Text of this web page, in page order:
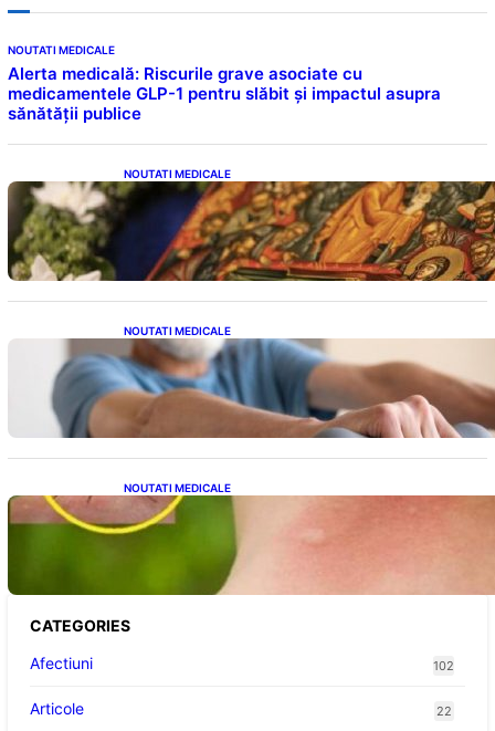
NOUTATI MEDICALE
Alerta medicală: Riscurile grave asociate cu
medicamentele GLP-1 pentru slăbit și impactul asupra
sănătății publice
NOUTATI MEDICALE
Postul Adormirii Maicii Domnului: Tradiții,
Superstiții și Implicații Spiritualitate în 2026
NOUTATI MEDICALE
Îmbunătățirea sănătății cardiovasculare:
Patru exerciții simple pentru reducerea
tensiunii arteriale la domiciliu
NOUTATI MEDICALE
Cum bacteriile pielii influențează atracția
țânțarilor: O nouă viziune asupra alegerii
CATEGORIES
Afectiuni
102
Articole 22